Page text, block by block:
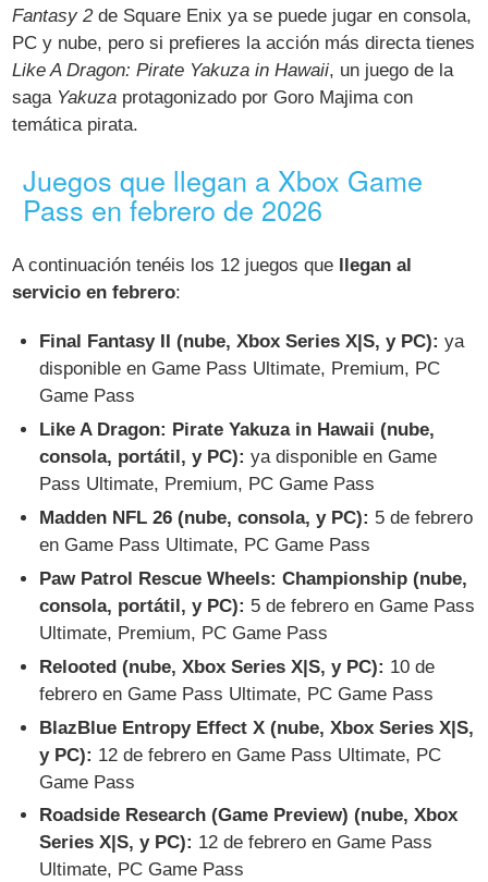
Fantasy 2de Square Enix ya se puede jugar en consola,
PC y nube, pero si prefieres la acción más directa tienes
Like A Dragon: Pirate Yakuza in Hawaii, un juego de la
saga Yakuza protagonizado por Goro Majima con
temática pirata.
Juegos que llegan a Xbox Game
Pass en febrero de 2026
A continuación tenéis los 12 juegos que
llegan al
servicio en febrero:
Final Fantasy II (nube, Xbox Series X|S, y PC): ya
disponible en Game Pass Ultimate, Premium, PC
Game Pass
Like A Dragon: Pirate Yakuza in Hawaii (nube,
consola, portátil, y PC): ya disponible en Game
Pass Ultimate, Premium, PC Game Pass
Madden NFL 26 (nube, consola, y PC): 5 de febrero
en Game Pass Ultimate, PC Game Pass
Paw Patrol Rescue Wheels: Championship (nube,
consola, portátil, y PC): 5 de febrero en Game Pass
Ultimate, Premium, PC Game Pass
Relooted (nube, Xbox Series X|S, y PC): 10 de
febrero en Game Pass Ultimate, PC Game Pass
BlazBlue Entropy Effect X (nube, Xbox Series X|S,
y PC): 12 de febrero en Game Pass Ultimate, PC
Game Pass
Roadside Research (Game Preview) (nube, Xbox
Series X|S, y PC): 12 de febrero en Game Pass
Ultimate, PC Game Pass